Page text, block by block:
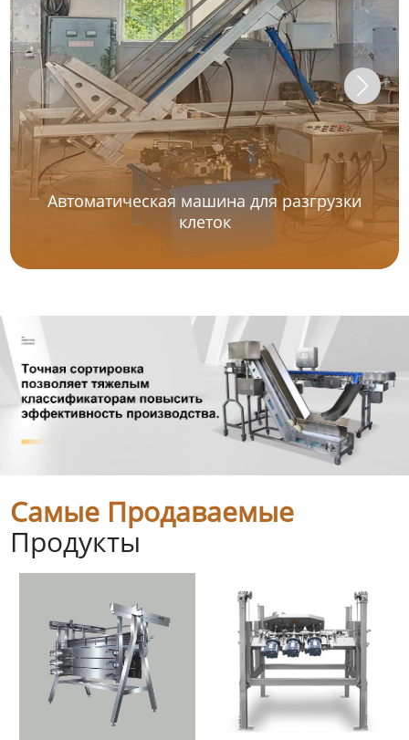
Автоматическая машина для разгрузки
клеток
Самые Продаваемые
Продукты